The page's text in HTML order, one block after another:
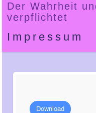
Der Wahrheit
verpflichtet
Impressum
Download